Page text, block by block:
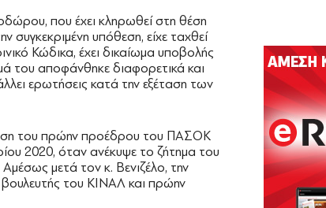
που έχει κληρωθεί στη θέση
συγκεκριμένη υπόθεση, είχε ταχθεί
Κώδικα, έχει δικαίωμα υποβολής
του αποφάνθηκε διαφορετικά και
ερωτήσεις κατά την εξέταση των
του πρώην προέδρου του ΠΑΣΟΚ
2020, όταν ανέκυψε το ζήτημα του
μετά τον κ. Βενιζέλο, την
του ΚΙΝΑΛ και πρώην